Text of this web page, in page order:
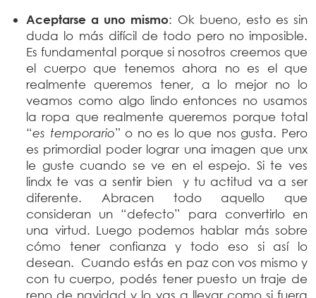
Aceptarse a uno mismo: Ok bueno, esto es sin
duda lo más difícil de todo pero no imposible.
Es fundamental porque si nosotros creemos que
el cuerpo que tenemos ahora no es el que
realmente queremos tener, a lo mejor no lo
veamos como algo lindo entonces no usamos
la ropa que realmente queremos porque total
“es temporario” o no es lo que nos gusta. Pero
es primordial poder lograr una imagen que unx
le guste cuando se ve en el espejo. Si te ves
lindx te vas a sentir bien y tu actitud va a ser
diferente. Abracen todo aquello que
consideran un “defecto” para convertirlo en
una virtud. Luego podemos hablar más sobre
cómo tener confianza y todo eso si así lo
desean. Cuando estás en paz con vos mismo y
con tu cuerpo, podés tener puesto un traje de
reno de navidad y lo vas a llevar como si fuera